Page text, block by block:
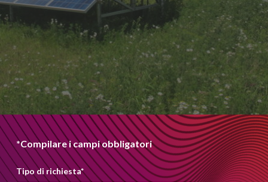
*Compilare i campi obbligatori
Tipo di richiesta*